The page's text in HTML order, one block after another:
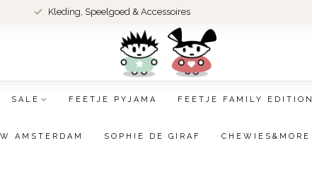
Kleding, Speelgoed & Accessoires
SALE FEETJE PYJAMA FEETJE FAMILY EDITION
AMSTERDAM SOPHIE DE GIRAF CHEWIES&MORE